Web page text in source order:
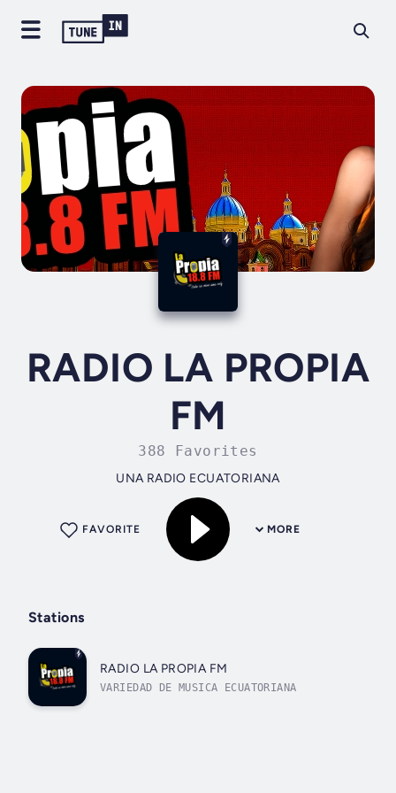
RADIO LA PROPIA
FM
388 Favorites
UNA RADIO ECUATORIANA
MORE
FAVORITE
Stations
RADIO LA PROPIA FM
VARIEDAD DE MUSICA ECUATORIANA